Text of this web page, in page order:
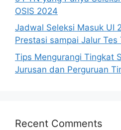
OSIS 2024
Jadwal Seleksi Masuk UI
Prestasi sampai Jalur Tes
Tips Mengurangi Tingkat
Jurusan dan Perguruan
Recent Comments